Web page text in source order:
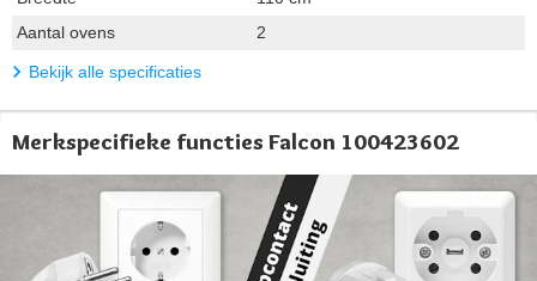
Aantal ovens
2
Bekijk alle specificaties
Merkspecifieke functies Falcon 100423602